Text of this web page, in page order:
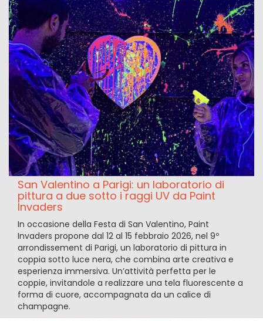
San Valentino a Parigi: un laboratorio di
pittura a due sotto i raggi UV da Paint
Invaders
In occasione della Festa di San Valentino, Paint
Invaders propone dal 12 al 15 febbraio 2026, nel 9º
arrondissement di Parigi, un laboratorio di pittura in
coppia sotto luce nera, che combina arte creativa e
esperienza immersiva. Un’attività perfetta per le
coppie, invitandole a realizzare una tela fluorescente a
forma di cuore, accompagnata da un calice di
champagne.